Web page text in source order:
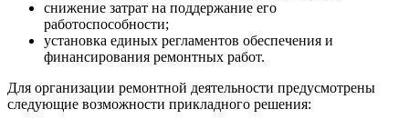
снижение затрат на поддержание его
работоспособности;
установка единых регламентов обеспечения и
финансирования ремонтных работ.
Для организации ремонтной деятельности предусмотрены
следующие возможности прикладного решения: